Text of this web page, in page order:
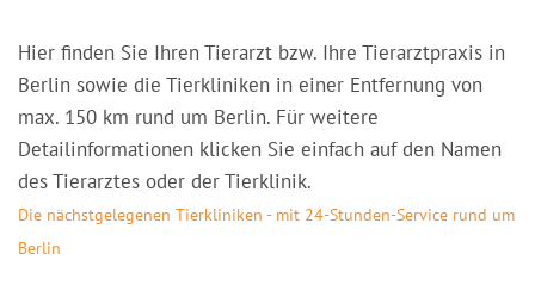
Hier finden Sie Ihren Tierarzt bzw. Ihre Tierarztpraxis in
Berlin sowie die Tierkliniken in einer Entfernung von
max. 150 km rund um Berlin. Für weitere
Detailinformationen klicken Sie einfach auf den Namen
des Tierarztes oder der Tierklinik.
Die nächstgelegenen Tierkliniken - mit 24-Stunden-Service rund um
Berlin